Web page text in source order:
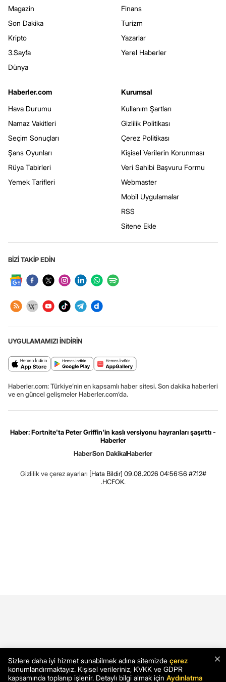
Magazin
Son Dakika
Kripto
3.Sayfa
Dünya
Finans
Turizm
Yazarlar
Yerel Haberler
Haberler.com
Hava Durumu
Namaz Vakitleri
Seçim Sonuçları
Şans Oyunları
Rüya Tabirleri
Yemek Tarifleri
Kurumsal
Kullanım Şartları
Gizlilik Politikası
Çerez Politikası
Kişisel Verilerin Korunması
Veri Sahibi Başvuru Formu
Webmaster
Mobil Uygulamalar
RSS
Sitene Ekle
BİZİ TAKİP EDİN
UYGULAMAMIZI İNDİRİN
Haberler.com: Türkiye’nin en kapsamlı haber sitesi. Son dakika haberleri
ve en güncel gelişmeler Haberler.com’da.
Haber: Fortnite'ta Peter Griffin'in kaslı versiyonu hayranları şaşırttı -
Haberler
HaberSon DakikaHaberler
Gizlilik ve çerez ayarları [Hata Bildir] 09.08.2026 04:56:56 #7.12#
.HCFOK.
×
Sizlere daha iyi hizmet sunabilmek adına sitemizde çerez
konumlandırmaktayız. Kişisel verileriniz, KVKK ve GDPR
kapsamında toplanıp işlenir. Detaylı bilgi almak için Aydınlatma